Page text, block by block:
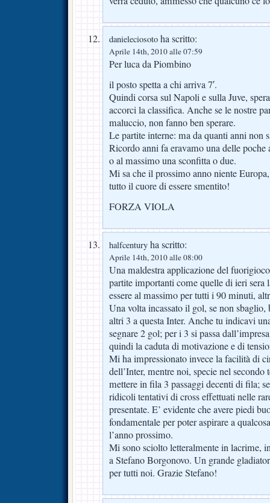
danieleciosoto ha scritto:
Aprile 14th, 2010 alle 07:59
Per luca da Piombino
il posto spetta a chi arriva 7′.
Quindi corsa sul Napoli e sulla Juve,
accorci la classifica. Anche se le nostre
maluccio, non fanno ben sperare.
Le partite interne: ma da quanti anni non
Ricordo anni fa eravamo una delle
o al massimo una sconfitta o due.
Mi sa che il prossimo anno niente
tutto il cuore di essere smentito!
FORZA VIOLA
halfcentury ha scritto:
Aprile 14th, 2010 alle 08:00
Una maldestra applicazione del
partite importanti come quelle di ieri sera
essere al massimo per tutti i 90 minuti,
Una volta incassato il gol, se non
altri 3 a questa Inter. Anche tu indicavi
segnare 2 gol; per i 3 si passa
quindi la caduta di motivazione e di
Mi ha impressionato invece la facilità di
dell’Inter, mentre noi, specie nel
mettere in fila 3 passaggi decenti di fila;
ridicoli tentativi di cross effettuati nelle
presentate. E’ evidente che avere piedi
fondamentale per poter aspirare a
l’anno prossimo.
Mi sono sciolto letteralmente in lacrime,
a Stefano Borgonovo. Un grande
per tutti noi. Grazie Stefano!